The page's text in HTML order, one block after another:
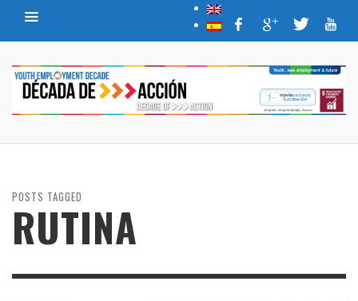
POSTS TAGGED
RUTINA